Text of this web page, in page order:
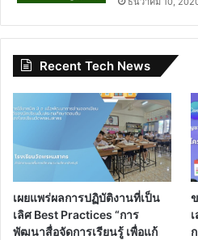
Recent Tech News
เผยแพร่ผลการปฏิบัติงานที่เป็น
เลิศ Best Practices “การ
พัฒนาสื่อจัดการเรียนรู้ เพื่อแก้